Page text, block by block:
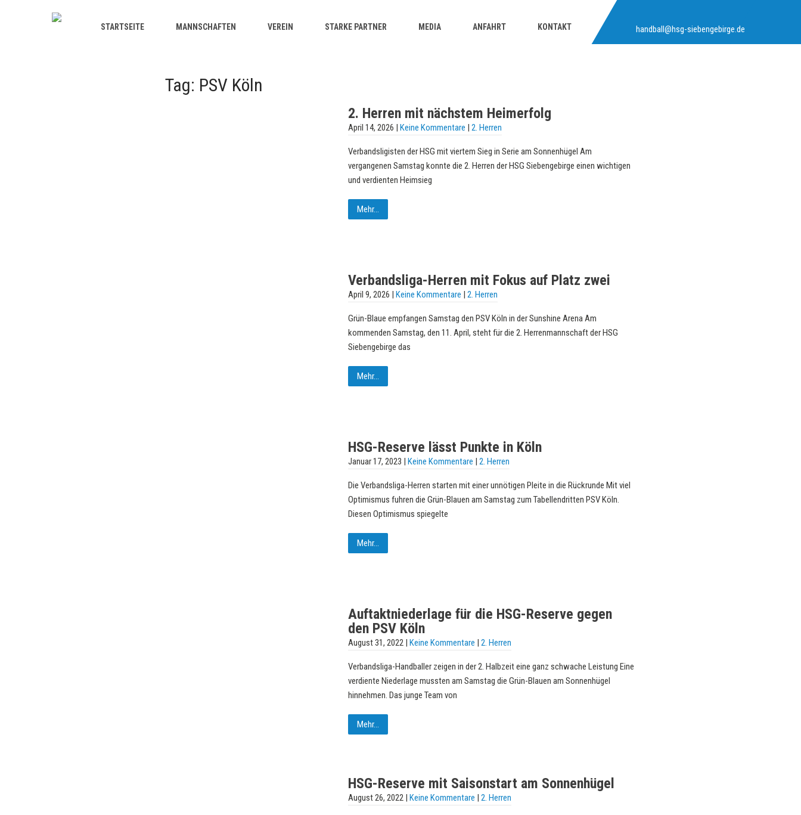
handball@hsg-siebengebirge.de
STARTSEITE MANNSCHAFTEN VEREIN STARKE PARTNER MEDIA ANFAHRT KONTAKT
Tag: PSV Köln
2. Herren mit nächstem Heimerfolg
April 14, 2026 | Keine Kommentare | 2. Herren
Verbandsligisten der HSG mit viertem Sieg in Serie am Sonnenhügel Am
vergangenen Samstag konnte die 2. Herren der HSG Siebengebirge einen wichtigen
und verdienten Heimsieg
Mehr...
Verbandsliga-Herren mit Fokus auf Platz zwei
April 9, 2026 | Keine Kommentare | 2. Herren
Grün-Blaue empfangen Samstag den PSV Köln in der Sunshine Arena Am
kommenden Samstag, den 11. April, steht für die 2. Herrenmannschaft der HSG
Siebengebirge das
Mehr...
HSG-Reserve lässt Punkte in Köln
Januar 17, 2023 | Keine Kommentare | 2. Herren
Die Verbandsliga-Herren starten mit einer unnötigen Pleite in die Rückrunde Mit viel
Optimismus fuhren die Grün-Blauen am Samstag zum Tabellendritten PSV Köln.
Diesen Optimismus spiegelte
Mehr...
Auftaktniederlage für die HSG-Reserve gegen
den PSV Köln
August 31, 2022| Keine Kommentare | 2. Herren
Verbandsliga-Handballer zeigen in der 2. Halbzeit eine ganz schwache Leistung Eine
verdiente Niederlage mussten am Samstag die Grün-Blauen am Sonnenhügel
hinnehmen. Das junge Team von
Mehr...
HSG-Reserve mit Saisonstart am Sonnenhügel
August 26, 2022| Keine Kommentare | 2. Herren